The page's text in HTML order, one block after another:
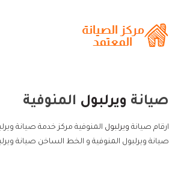
صيانة ويرلبول المنوفية
ارقام صيانة ويرلبول المنوفية مركز خدمة صيانة
صيانة ويرلبول المنوفية و الخط الساخن صيانة